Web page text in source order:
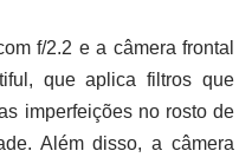
f/2.2 e a câmera frontal
que aplica filtros que
imperfeições no rosto de
Além disso, a câmera